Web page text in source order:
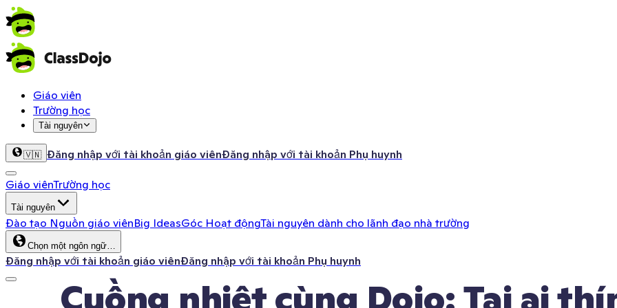
Giáo viên
Trường học
Tài nguyên
🇻🇳 Đăng nhập với tài khoản giáo viênĐăng nhập với tài khoản Phụ huynh
Giáo viênTrường học
Tài nguyên
Đào tạo Nguồn giáo viênBig IdeasGóc Hoạt độngTài nguyên dành cho lãnh đạo nhà trường
Chọn một ngôn ngữ…
Đăng nhập với tài khoản giáo viênĐăng nhập với tài khoản Phụ huynh
Cuồng nhiệt cùng Dojo: Tai ai